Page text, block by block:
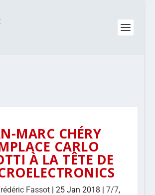
MARC CHÉRY
CARLO
À LA TÊTE DE
Fassot| 25 Jan 2018 | 7/7,